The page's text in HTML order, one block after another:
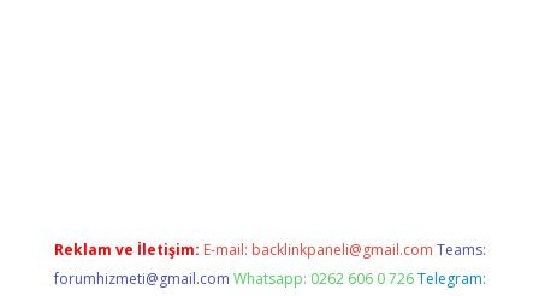
Reklam ve İletişim: E-mail: backlinkpaneli@gmail.com Teams:
forumhizmeti@gmail.com Whatsapp: 0262 606 0 726 Telegram: